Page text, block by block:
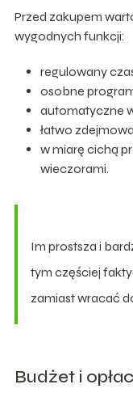
Przed zakupem
wygodnych funkcji:
regulowany
osobne
automatyczne
łatwo
w miarę cichą
wieczorami.
Im prostsza i
tym częściej
zamiast wracać
Budżet i